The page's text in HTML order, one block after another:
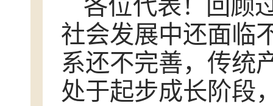
各位代表！回顾
社会发展中还面临
系还不完善，传统
处于起步成长阶段